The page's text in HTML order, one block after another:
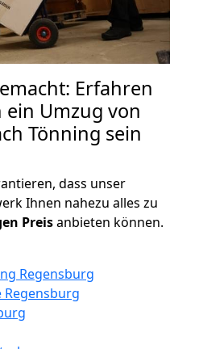
Erfahren
ein Umzug von
Tönning sein
dass unser
Ihnen nahezu alles zu
Preisanbieten können.
Regensburg